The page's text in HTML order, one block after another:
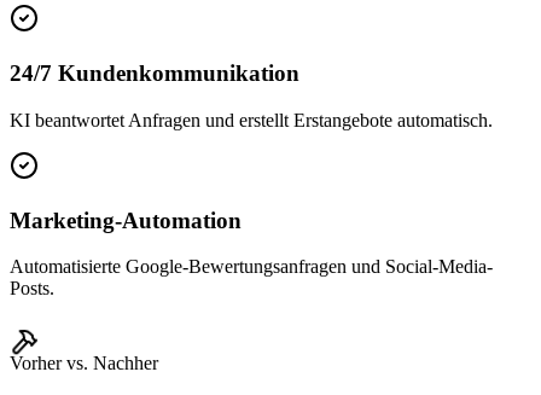
24/7 Kundenkommunikation
KI beantwortet Anfragen und erstellt Erstangebote automatisch.
Marketing-Automation
Automatisierte Google-Bewertungsanfragen und Social-Media-
Posts.
Vorher vs. Nachher